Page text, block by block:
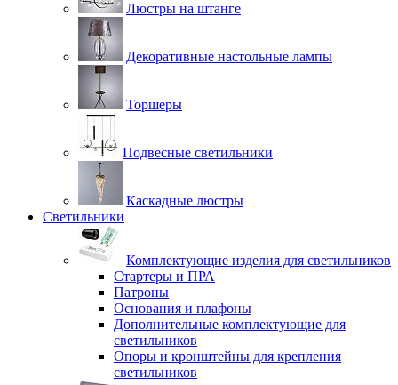
Люстры на штанге
Декоративные настольные лампы
Торшеры
Подвесные светильники
Каскадные люстры
Светильники
Комплектующие изделия для светильников
Стартеры и ПРА
Патроны
Основания и плафоны
Дополнительные комплектующие для
светильников
Опоры и кронштейны для крепления
светильников